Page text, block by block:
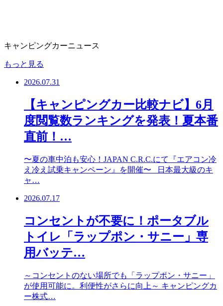
キャンピングカーニュース
もっと見る
2026.07.31
【キャンピングカー比較ナビ】6月
度閲覧数ランキングを発表！夏本番
直前！…
〜夏の車中泊も安心！JAPAN C.R.C.にて『エアコン冷
え冷え試乗キャンペーン』を開催〜 日本最大級のキ
ャ…
2026.07.17
コンセントが不要に！ポータブル
トイレ「ラップポン・サニー」専
用バッテ…
～コンセントのない場所でも「ラップポン・サニー」
が使用可能に。利便性がさらに向上～ キャンピングカ
ー株式…